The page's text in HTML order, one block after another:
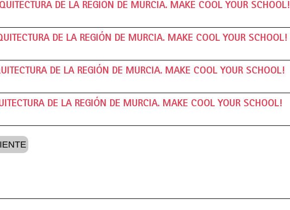
DE LA REGIÓN DE MURCIA. MAKE COOL YOUR SCHOOL!
DE LA REGIÓN DE MURCIA. MAKE COOL YOUR SCHOOL!
DE LA REGIÓN DE MURCIA. MAKE COOL YOUR SCHOOL!
DE LA REGIÓN DE MURCIA. MAKE COOL YOUR SCHOOL!